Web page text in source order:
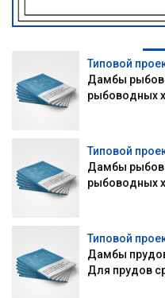
Типовой
Дамбы
рыбоводных
Типовой
Дамбы
рыбоводных
Типовой
Дамбы
Для прудов